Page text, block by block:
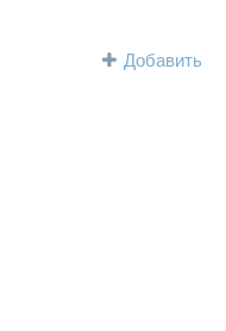
Добавить